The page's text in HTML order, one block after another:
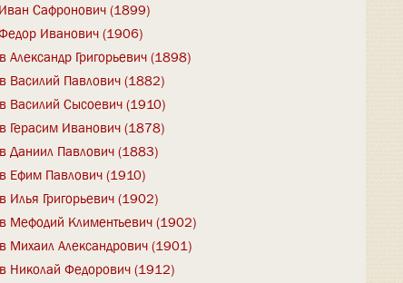
Сафронович (1899)
Иванович (1906)
Александр Григорьевич (1898)
Василий Павлович (1882)
Василий Сысоевич (1910)
Герасим Иванович (1878)
Даниил Павлович (1883)
Ефим Павлович (1910)
Илья Григорьевич (1902)
Мефодий Климентьевич (1902)
Михаил Александрович (1901)
Николай Федорович (1912)